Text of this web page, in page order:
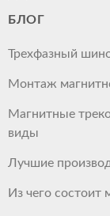
БЛОГ
Трехфазный
Монтаж
Магнитные
виды
Лучшие
Из чего